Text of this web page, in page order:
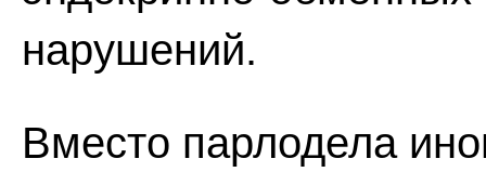
нарушений.
Вместо парлодела